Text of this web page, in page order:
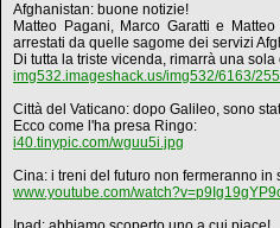
Afghanistan: buone notizie!
Matteo Pagani, Marco Garatti e
arrestati da quelle sagome dei servizi
Di tutta la triste vicenda, rimarrà una
img532.imageshack.us/img532/6163/
Città del Vaticano: dopo Galileo, sono
Ecco come l'ha presa Ringo:
i40.tinypic.com/wguu5i.jpg
Cina: i treni del futuro non fermeranno in
www.youtube.com/